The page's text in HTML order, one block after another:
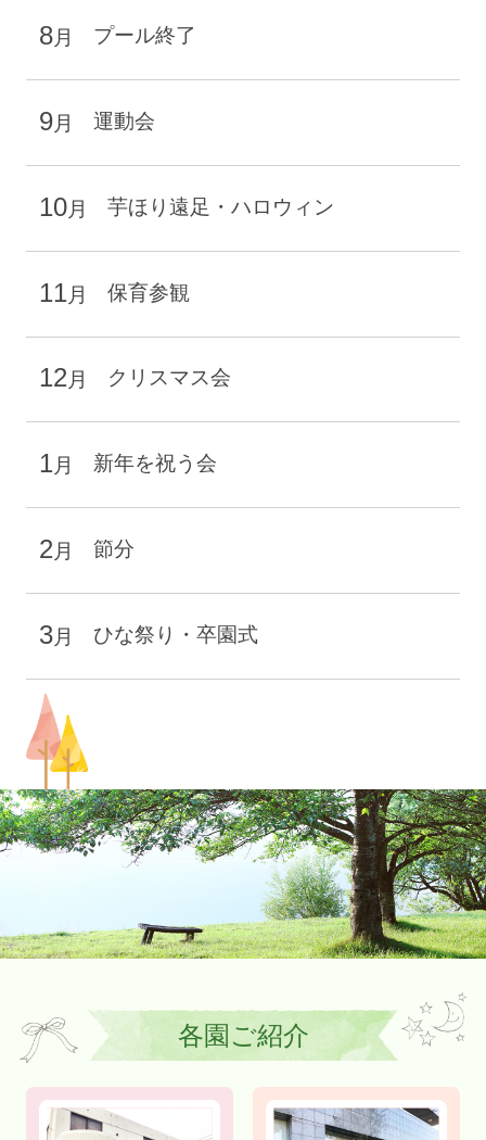
8月 プール終了
9月 運動会
10月 芋ほり遠足・ハロウィン
11月 保育参観
12月 クリスマス会
1月 新年を祝う会
2 月 節分
3月 ひな祭り・卒園式
各園ご紹介